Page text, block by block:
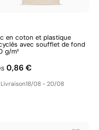
en coton et plastique
avec soufflet de fond
g/m²
0,86 €
Livraison18/08 - 20/08